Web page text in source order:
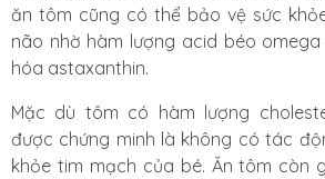
ăn tôm cũng có thể bảo vệ sức
não nhờ hàm lượng acid béo omega
hóa astaxanthin.
Mặc dù tôm có hàm lượng
được chứng minh là không có tác
khỏe tim mạch của bé. Ăn tôm còn